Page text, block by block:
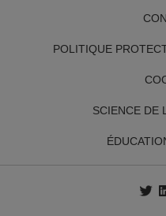
POLITIQUE
SCIENCE DE